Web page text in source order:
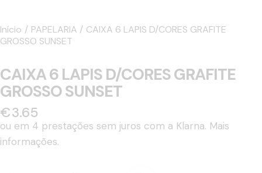
Início PAPELARIA
CAIXA 6 LAPIS D/CORES GRAFITE
GROSSO SUNSET
CAIXA 6 LAPIS D/CORES GRAFITE
GROSSO SUNSET
€3.65
ou em 4 prestações sem juros com a Klarna. Mais
informações.